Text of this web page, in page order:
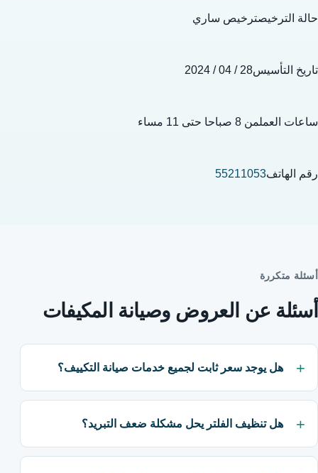
حالة الترخيصترخيص ساري
تاريخ التأسيس28 / 04 / 2024
ساعات العملمن 8 صباحا حتى 11 مساء
رقم الهاتف55211053
أسئلة متكررة
أسئلة عن العروض وصيانة المكيفات
هل يوجد سعر ثابت لجميع خدمات صيانة التكييف؟
هل تنظيف الفلتر يحل مشكلة ضعف التبريد؟